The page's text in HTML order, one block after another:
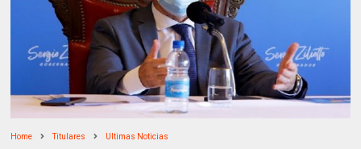
Home Titulares Ultimas Noticias